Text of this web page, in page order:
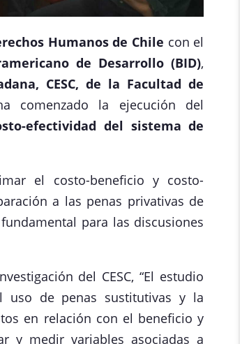
Humanos de Chile con el
de Desarrollo (BID),
CESC, de la Facultad de
comenzado la ejecución del
efectividad del sistema de
el costo-beneficio y costo-
a las penas privativas de
para las discusiones
del CESC, “El estudio
uso de penas sustitutivas y la
en relación con el beneficio y
y medir variables asociadas a